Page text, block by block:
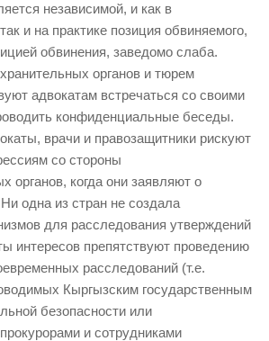
независимой, и как в
и на практике позиция обвиняемого,
обвинения, заведомо слаба.
органов и тюрем
адвокатам встречаться со своими
конфиденциальные беседы.
врачи и правозащитники рискуют
со стороны
органов, когда они заявляют о
одна из стран не создала
для расследования утверждений
интересов препятствуют проведению
расследований (т.е.
Кыргызским государственным
безопасности или
и сотрудниками